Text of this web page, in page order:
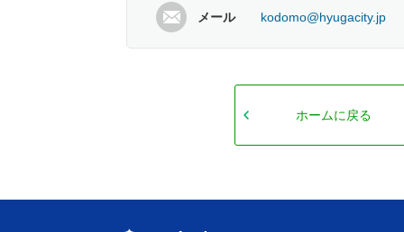
メール kodomo@hyugacity.jp
ホームに戻る